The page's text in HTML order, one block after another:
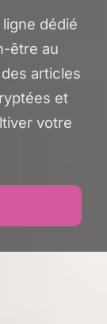
dédié
être au
articles
et
votre